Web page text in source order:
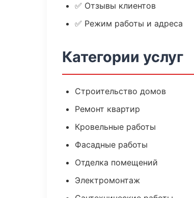
✅ Отзывы клиентов
✅ Режим работы и адреса
Категории услуг
Строительство домов
Ремонт квартир
Кровельные работы
Фасадные работы
Отделка помещений
Электромонтаж